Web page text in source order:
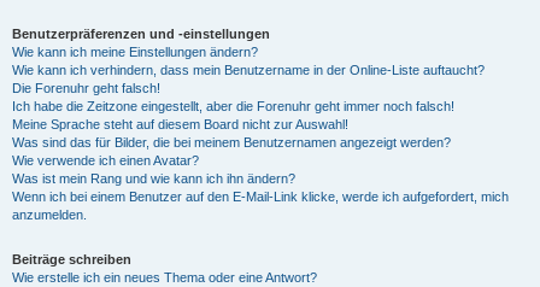
Benutzerpräferenzen und -einstellungen
Wie kann ich meine Einstellungen ändern?
Wie kann ich verhindern, dass mein Benutzername in der Online-Liste auftaucht?
Die Forenuhr geht falsch!
Ich habe die Zeitzone eingestellt, aber die Forenuhr geht immer noch falsch!
Meine Sprache steht auf diesem Board nicht zur Auswahl!
Was sind das für Bilder, die bei meinem Benutzernamen angezeigt werden?
Wie verwende ich einen Avatar?
Was ist mein Rang und wie kann ich ihn ändern?
Wenn ich bei einem Benutzer auf den E-Mail-Link klicke, werde ich aufgefordert, mich
anzumelden.
Beiträge schreiben
Wie erstelle ich ein neues Thema oder eine Antwort?